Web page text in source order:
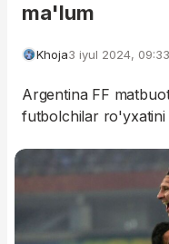
ma'lum
Khoja3 iyul 2024, 09:33
Argentina FF
futbolchilar ro'yxatini